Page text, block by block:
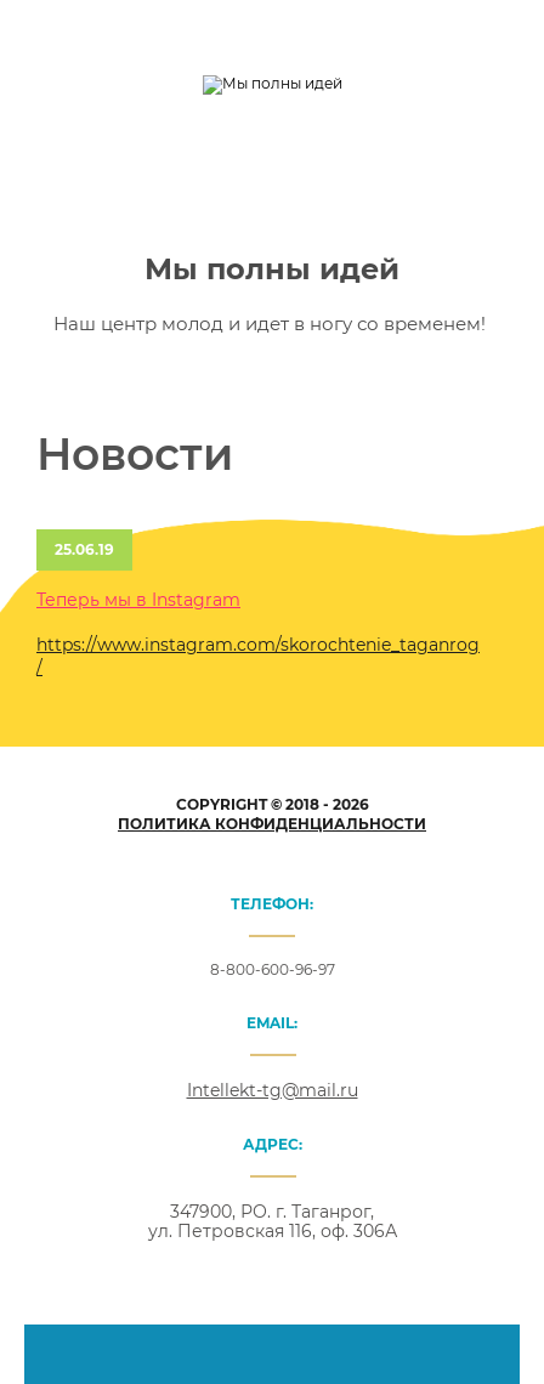
Мы полны идей
Наш центр молод и идет в ногу со временем!
Новости
25.06.19
Теперь мы в Instagram
https://www.instagram.com/skorochtenie_taganrog
/
COPYRIGHT © 2018 - 2026
ПОЛИТИКА КОНФИДЕНЦИАЛЬНОСТИ
ТЕЛЕФОН:
8-800-600-96-97
EMAIL:
Intellekt-tg@mail.ru
АДРЕС:
347900, РО. г. Таганрог,
ул. Петровская 116, оф. 306А